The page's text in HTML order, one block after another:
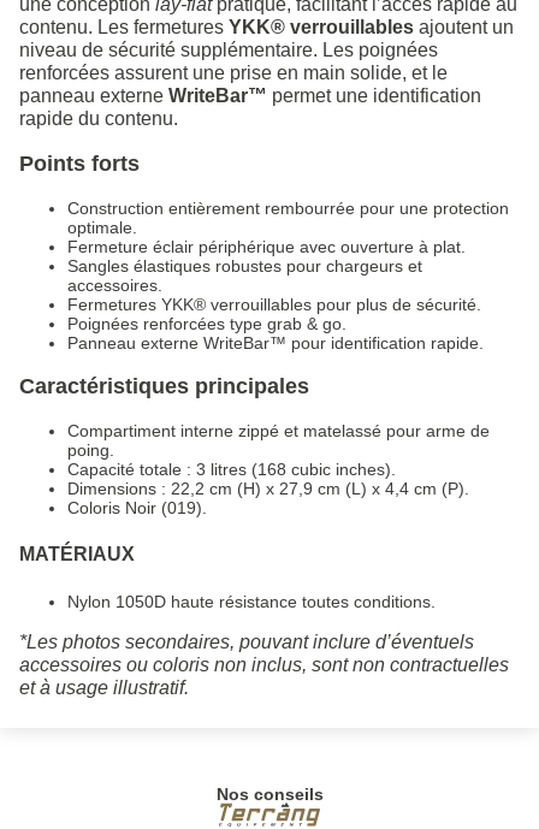
une conception lay-flatpratique, facilitant l’accès rapide au
contenu. Les fermetures YKK® verrouillables ajoutent un
niveau de sécurité supplémentaire. Les poignées
renforcées assurent une prise en main solide, et le
panneau externe WriteBar™ permet une identification
rapide du contenu.
Points forts
Construction entièrement rembourrée pour une protection
optimale.
Fermeture éclair périphérique avec ouverture à plat.
Sangles élastiques robustes pour chargeurs et
accessoires.
Fermetures YKK® verrouillables pour plus de sécurité.
Poignées renforcées type grab & go.
Panneau externe WriteBar™ pour identification rapide.
Caractéristiques principales
Compartiment interne zippé et matelassé pour arme de
poing.
Capacité totale : 3 litres (168 cubic inches).
Dimensions : 22,2 cm (H) x 27,9 cm (L) x 4,4 cm (P).
Coloris Noir (019).
MATÉRIAUX
Nylon 1050D haute résistance toutes conditions.
*Les photos secondaires, pouvant inclure d’éventuels
accessoires ou coloris non inclus, sont non contractuelles
et à usage illustratif.
Nos conseils